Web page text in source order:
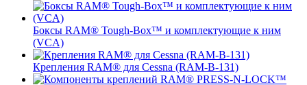
Боксы RAM® Tough-Box™ и комплектующие к ним
(VCA)
Крепления RAM® для Cessna (RAM-B-131)